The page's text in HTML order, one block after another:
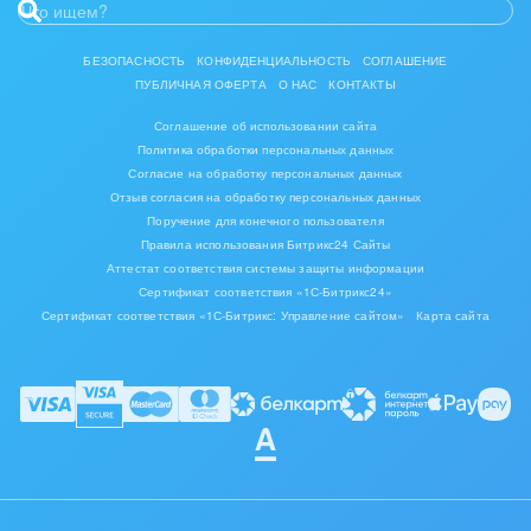
БЕЗОПАСНОСТЬ КОНФИДЕНЦИАЛЬНОСТЬ
СОГЛАШЕНИЕ
ПУБЛИЧНАЯ ОФЕРТА
О НАС КОНТАКТЫ
Соглашение об использовании сайта
Политика обработки персональных данных
Согласие на обработку персональных данных
Отзыв согласия на обработку персональных данных
Поручение для конечного пользователя
Правила использования Битрикс24 Сайты
Аттестат соответствия системы защиты информации
Сертификат соответствия «1С-Битрикс24»
Сертификат соответствия «1С-Битрикс: Управление сайтом»
Карта сайта